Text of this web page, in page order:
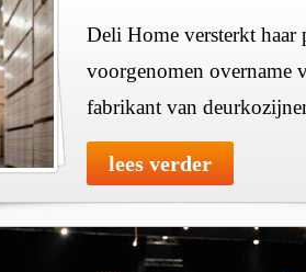
Deli Home versterkt haar
voorgenomen overname
fabrikant van
lees verder